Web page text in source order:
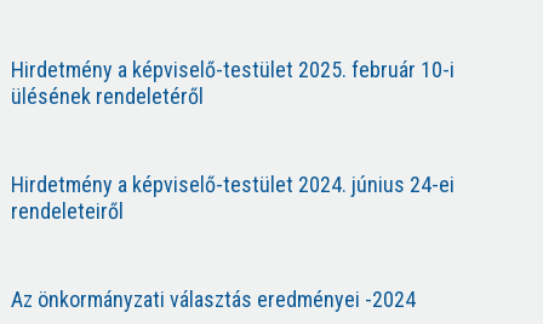
Hirdetmény a képviselő-testület 2025. február 10-i
ülésének rendeletéről
Hirdetmény a képviselő-testület 2024. június 24-ei
rendeleteiről
Az önkormányzati választás eredményei -2024